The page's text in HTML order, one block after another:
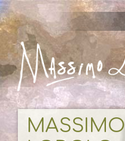
MASSIMO